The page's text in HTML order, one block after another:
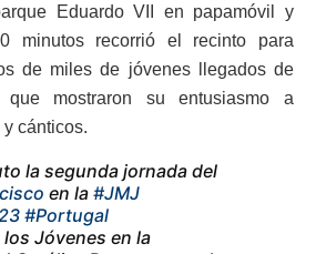
Eduardo VII en papamóvil y
minutos recorrió el recinto para
de miles de jóvenes llegados de
mostraron su entusiasmo a
cánticos.
la segunda jornada del
en la #JMJ
#Portugal
Jóvenes en la